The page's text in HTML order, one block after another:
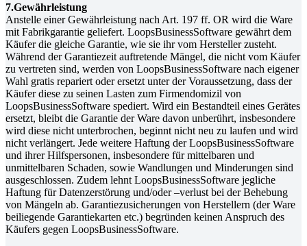
7.Gewährleistung
Anstelle einer Gewährleistung nach Art. 197 ff. OR wird die Ware
mit Fabrikgarantie geliefert. LoopsBusinessSoftware gewährt dem
Käufer die gleiche Garantie, wie sie ihr vom Hersteller zusteht.
Während der Garantiezeit auftretende Mängel, die nicht vom Käufer
zu vertreten sind, werden von LoopsBusinessSoftware nach eigener
Wahl gratis repariert oder ersetzt unter der Voraussetzung, dass der
Käufer diese zu seinen Lasten zum Firmendomizil von
LoopsBusinessSoftware spediert. Wird ein Bestandteil eines Gerätes
ersetzt, bleibt die Garantie der Ware davon unberührt, insbesondere
wird diese nicht unterbrochen, beginnt nicht neu zu laufen und wird
nicht verlängert. Jede weitere Haftung der LoopsBusinessSoftware
und ihrer Hilfspersonen, insbesondere für mittelbaren und
unmittelbaren Schaden, sowie Wandlungen und Minderungen sind
ausgeschlossen. Zudem lehnt LoopsBusinessSoftware jegliche
Haftung für Datenzerstörung und/oder –verlust bei der Behebung
von Mängeln ab. Garantiezusicherungen von Herstellern (der Ware
beiliegende Garantiekarten etc.) begründen keinen Anspruch des
Käufers gegen LoopsBusinessSoftware.